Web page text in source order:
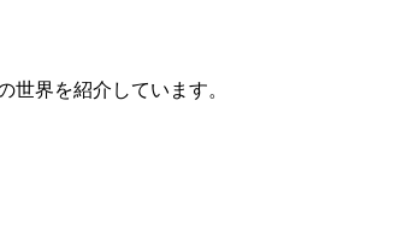
世界を紹介しています。